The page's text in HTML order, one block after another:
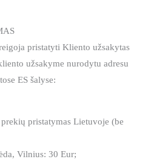
pristatyti Kliento užsakytas
užsakyme nurodytu adresu
ES šalyse:
pristatymas Lietuvoje (be
Vilnius: 30 Eur;